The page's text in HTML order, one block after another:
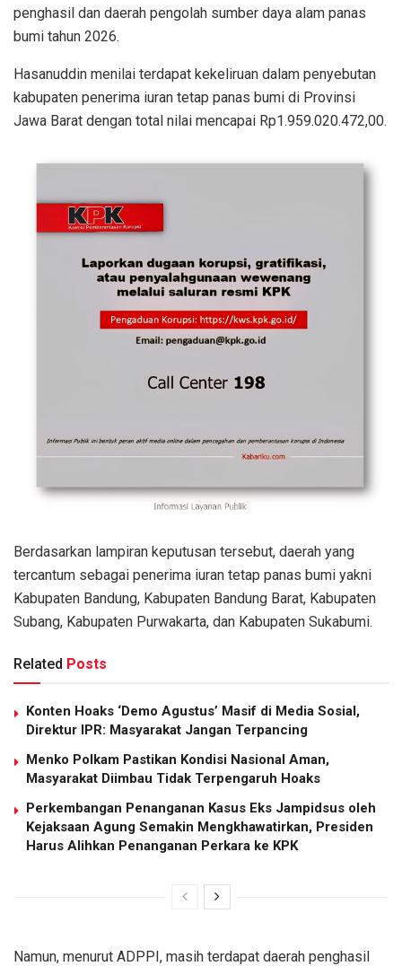
penghasil dan daerah pengolah sumber daya alam panas
bumi tahun 2026.
Hasanuddin menilai terdapat kekeliruan dalam penyebutan
kabupaten penerima iuran tetap panas bumi di Provinsi
Jawa Barat dengan total nilai mencapai Rp1.959.020.472,00.
Berdasarkan lampiran keputusan tersebut, daerah yang
tercantum sebagai penerima iuran tetap panas bumi yakni
Kabupaten Bandung, Kabupaten Bandung Barat, Kabupaten
Subang, Kabupaten Purwakarta, dan Kabupaten Sukabumi.
Related Posts
Konten Hoaks ‘Demo Agustus’ Masif di Media Sosial,
Direktur IPR: Masyarakat Jangan Terpancing
Menko Polkam Pastikan Kondisi Nasional Aman,
Masyarakat Diimbau Tidak Terpengaruh Hoaks
Perkembangan Penanganan Kasus Eks Jampidsus oleh
Kejaksaan Agung Semakin Mengkhawatirkan, Presiden
Harus Alihkan Penanganan Perkara ke KPK
Namun, menurut ADPPI, masih terdapat daerah penghasil